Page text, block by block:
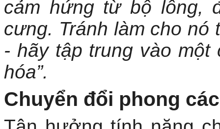
cảm hứng từ bộ lông,
cưng. Tránh làm cho nó
- hãy tập trung vào một
hóa”.
Chuyển đổi phong